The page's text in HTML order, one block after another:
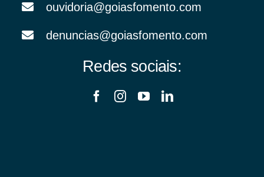
ouvidoria@goiasfomento.com
denuncias@goiasfomento.com
Redes sociais: